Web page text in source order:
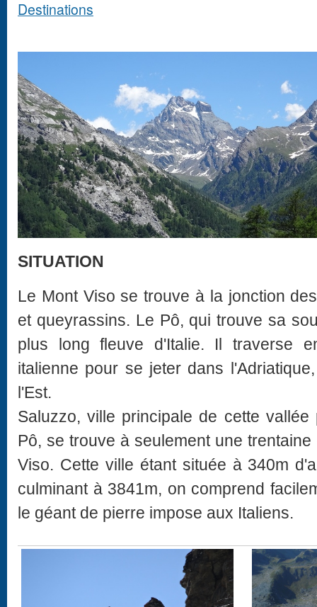
Destinations
SITUATION
Le Mont Viso se trouve à la jonction
et queyrassins. Le Pô, qui trouve sa
plus long fleuve d'Italie. Il traverse
italienne pour se jeter dans
l'Est.
Saluzzo, ville principale de cette vallée
Pô, se trouve à seulement une
Viso. Cette ville étant située à 340m
culminant à 3841m, on comprend
le géant de pierre impose aux Italiens.